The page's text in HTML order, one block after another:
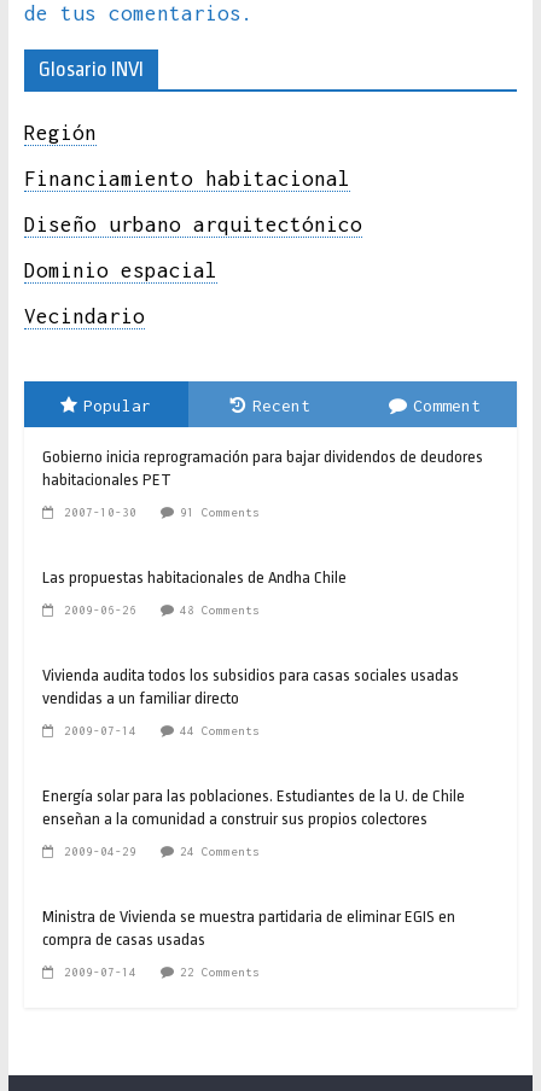
de tus comentarios.
Glosario INVI
Región
Financiamiento habitacional
Diseño urbano arquitectónico
Dominio espacial
Vecindario
Popular Recent Comment
Gobierno inicia reprogramación para bajar dividendos de deudores
habitacionales PET
2007-10-30 91 Comments
Las propuestas habitacionales de Andha Chile
2009-06-26 48 Comments
Vivienda audita todos los subsidios para casas sociales usadas
vendidas a un familiar directo
2009-07-14 44 Comments
Energía solar para las poblaciones. Estudiantes de la U. de Chile
enseñan a la comunidad a construir sus propios colectores
2009-04-29 24 Comments
Ministra de Vivienda se muestra partidaria de eliminar EGIS en
compra de casas usadas
2009-07-14 22 Comments